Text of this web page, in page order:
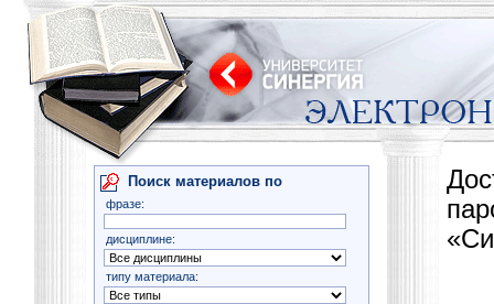
Поиск материалов по
фразе:
дисциплине:
типу материала: